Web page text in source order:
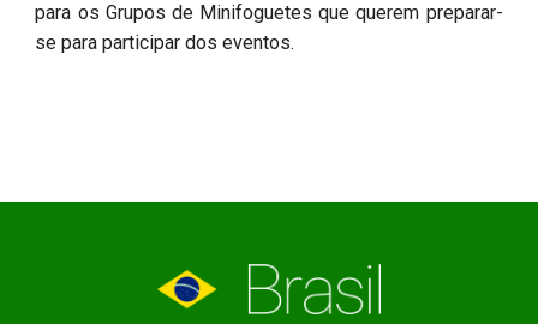
para os Grupos de Minifoguetes que querem preparar-
se para participar dos eventos.